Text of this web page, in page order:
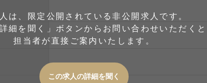
は、限定公開されている非公開求人です。
細を聞く」ボタンからお問い合わせいただくと
担当者が直接ご案内いたします。
この求人の詳細を聞く